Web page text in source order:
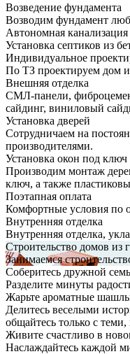
Возведение фундамента
Возводим фундамент
Автономная канализация
Установка септиков из
Индивидуальное
По ТЗ проектируем дом
Внешняя отделка
СМЛ-панели,
сайдинг, виниловый
Установка дверей
Сотрудничаем на
производителями.
Установка окон под ключ
Производим монтаж
ключ, а также
Поэтапная оплата
Комфортные условия по
Внутренняя отделка
Внутренняя отделка,
Строительство домов из
Занимаемся
Соберитесь дружной
Разделите минуты
Жарьте ароматные
Делитесь веселыми
общайтесь только с
Живите счастливо в
Наслаждайтесь каждой